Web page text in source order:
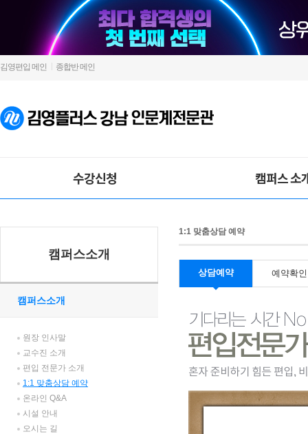
김영편입 메인 종합반 메인
수강신청 캠퍼스 소
캠퍼스소개
캠퍼스소개
원장 인사말
교수진 소개
편입 전문가 소개
1:1 맞춤상담 예약
온라인 Q&A
시설 안내
오시는 길
1:1 맞춤상담 예약
상담예약 예약확인